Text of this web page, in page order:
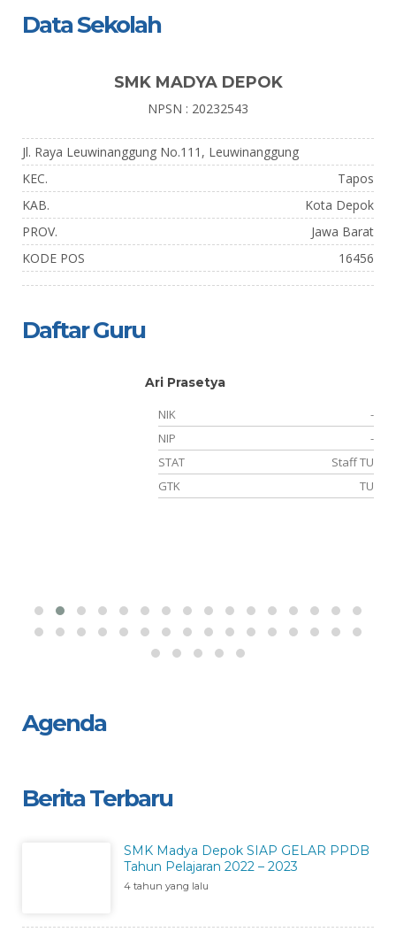
Data Sekolah
SMK MADYA DEPOK
NPSN : 20232543
Jl. Raya Leuwinanggung No.111, Leuwinanggung
KEC.
Tapos
KAB.
Kota Depok
PROV.
Jawa Barat
KODE POS
16456
Daftar Guru
Ari Prasetya
NIK
-
NIP
-
STAT
Staff TU
GTK
TU
Agenda
Berita Terbaru
SMK Madya Depok SIAP GELAR PPDB
Tahun Pelajaran 2022 – 2023
4 tahun yang lalu